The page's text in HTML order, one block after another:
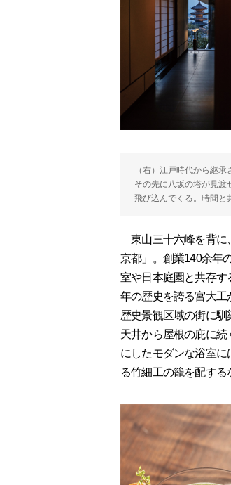
（右）江戸時代から継
その先に八坂の塔が見渡
飛び込んでくる。時間と
東山三十六峰を背に
京都」。創業140余年
室や日本庭園と共存
年の歴史を誇る宮大
歴史景観区域の街に馴
天井から屋根の庇に
にしたモダンな浴室
る竹細工の籠を配する